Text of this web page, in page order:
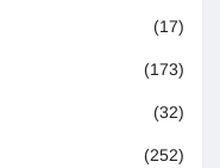
(17)
(173)
(32)
(252)